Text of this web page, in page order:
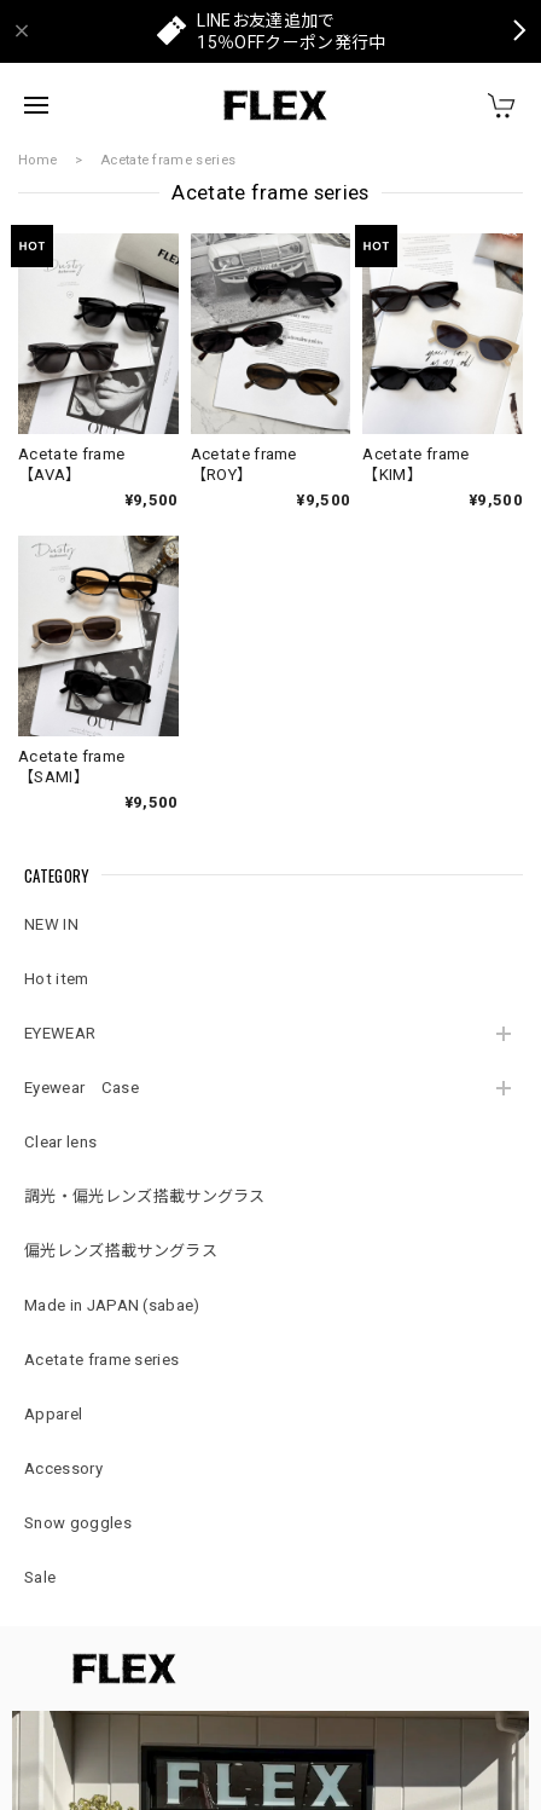
LINEお友達追加で
15％OFFクーポン発行中
Home Acetate frame series
Acetate frame series
Acetate frame
【AVA】
¥9,500
Acetate frame
【ROY】
¥9,500
Acetate frame
【KIM】
¥9,500
Acetate frame
【SAMI】
¥9,500
CATEGORY
NEW IN
Hot item
EYEWEAR
Eyewear Case
Clear lens
調光・偏光レンズ搭載サングラス
偏光レンズ搭載サングラス
Made in JAPAN (sabae)
Acetate frame series
Apparel
Accessory
Snow goggles
Sale